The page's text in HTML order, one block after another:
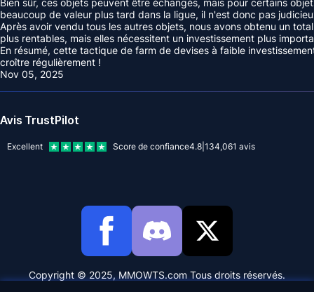
Bien sûr, ces objets peuvent être échangés, mais pour certains
beaucoup de valeur plus tard dans la ligue, il n'est donc pas
Après avoir vendu tous les autres objets, nous avons obtenu un
plus rentables, mais elles nécessitent un investissement plus
En résumé, cette tactique de farm de devises à faible
croître régulièrement !
Nov 05, 2025
Avis TrustPilot
Excellent Score de confiance4.8 134,061 avis
Copyright © 2025, MMOWTS.com Tous droits réservés.